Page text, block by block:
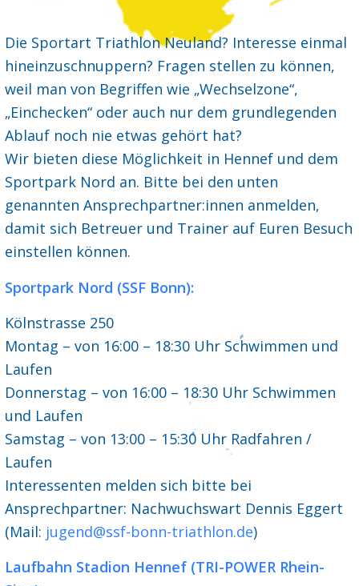
Die Sportart Triathlon Neuland? Interesse einmal
hineinzuschnuppern? Fragen stellen zu können,
weil man von Begriffen wie „Wechselzone“,
„Einchecken“ oder auch nur dem grundlegenden
Ablauf noch nie etwas gehört hat?
Wir bieten diese Möglichkeit in Hennef und dem
Sportpark Nord an. Bitte bei den unten
genannten Ansprechpartner:innen anmelden,
damit sich Betreuer und Trainer auf Euren Besuch
einstellen können.
Sportpark Nord (SSF Bonn):
Kölnstrasse 250
Montag – von 16:00 – 18:30 Uhr Schwimmen und
Laufen
Donnerstag – von 16:00 – 18:30 Uhr Schwimmen
und Laufen
Samstag – von 13:00 – 15:30 Uhr Radfahren /
Laufen
Interessenten melden sich bitte bei
Ansprechpartner: Nachwuchswart Dennis Eggert
(Mail: jugend@ssf-bonn-triathlon.de)
Laufbahn Stadion Hennef (TRI-POWER Rhein-